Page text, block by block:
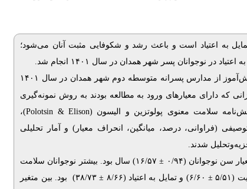
به اعتیاد است و باعث رشد و شکوفایی مثبت آنان می‌شود؛
در نوجوانان پسر شهر همدان در سال ۱۴۰۱ انجام شد.
تحلیلی با رویکرد مقطعی است. ۲۷۳ دانش‌آموز از مدارس پسرانه متوسطه دوم شهر همدان در سال ۱۴۰۱
که دارای معیارهای ورود به مطالعه بودند به روش نمونه‌گیری
سلامت معنوی پولوتزین و الیسون (Elison
&
Polotsin)،
(فراوانی، درصد، میانگین، انحراف معیار) و آمار تحلیلی
±
۱۶/۵۷) سال بود. بیشتر نوجوانان سلامت
۵۱ ±۶/۶۰) و تمایل به اعتیاد (۸/۶۶ ±
۳۸/۷۳) بود. بین متغیر